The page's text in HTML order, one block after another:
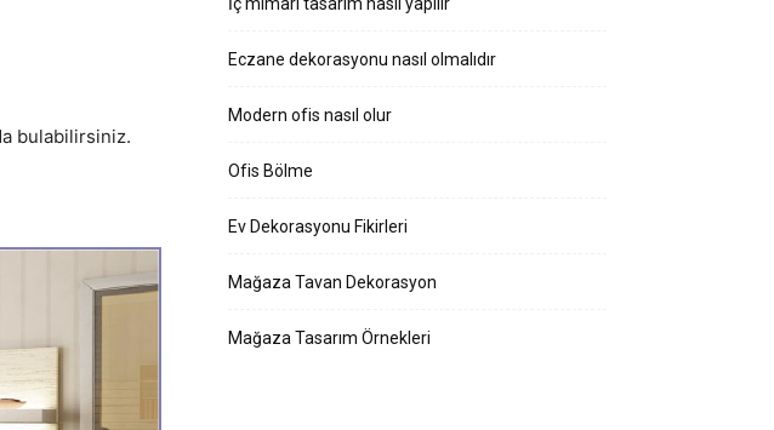
bulabilirsiniz.
Eczane dekorasyonu nasıl olmalıdır
Modern ofis nasıl olur
Ofis Bölme
Ev Dekorasyonu Fikirleri
Mağaza Tavan Dekorasyon
Mağaza Tasarım Örnekleri